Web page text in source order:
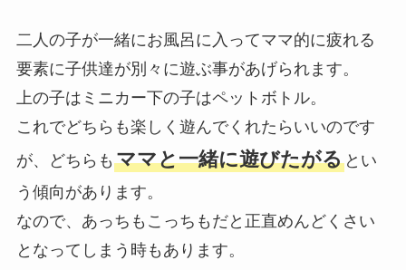
二人の子が一緒にお風呂に入ってママ的に疲れる
要素に子供達が別々に遊ぶ事があげられます。
上の子はミニカー下の子はペットボトル。
これでどちらも楽しく遊んでくれたらいいのです
が、どちらも ママと一緒に遊びたがるとい
う傾向があります。
なので、あっちもこっちもだと正直めんどくさい
となってしまう時もあります。